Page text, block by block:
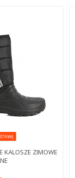
KALOSZE ZIMOWE